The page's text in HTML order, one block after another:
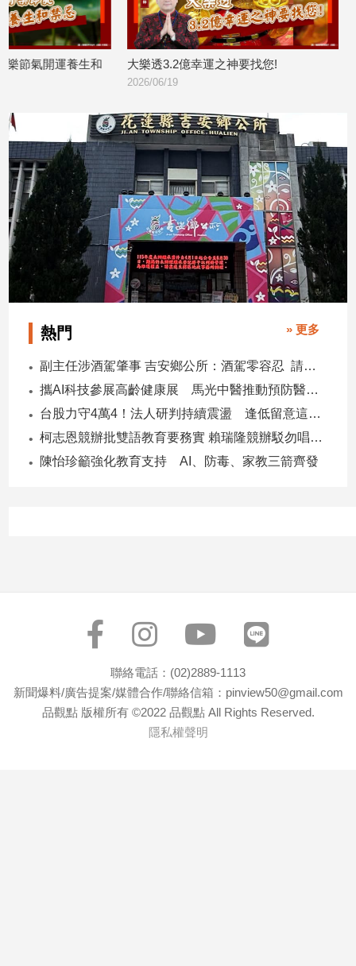
大樂透3.2億幸運之神要找您!
2026年「端午節」「
熱門 » 更多
副主任涉酒駕肇事 吉安鄉公所：酒駕零容忍 請辭獲准
攜AI科技參展高齡健康展 馬光中醫推動預防醫學迎接長壽新經濟
台股力守4萬4！法人研判持續震盪 逢低留意這些族群
柯志恩競辦批雙語教育要務實 賴瑞隆競辦駁勿唱衰高雄
陳怡珍籲強化教育支持 AI、防毒、家教三箭齊發
聯絡電話：(02)2889-1113
新聞爆料/廣告提案/媒體合作/聯絡信箱：pinview50@gmail.com
品觀點 版權所有 ©2022 品觀點 All Rights Reserved.
隱私權聲明